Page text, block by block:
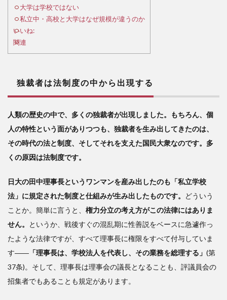
の中
から
する
2
学校
では
3
私
立
中・
と大
なぜ
規模
が違
うの
か
大学は学校ではない
私立中・高校と大学はなぜ規模が違うのか
いいね:
関連
独裁者は法制度の中から出現する
人類の歴史の中で、多くの独裁者が出現しました。もちろん、個
人の特性という面がありつつも、独裁者を生み出してきたのは、
その時代の法と制度、そしてそれを支えた国民大衆なのです。多
くの原因は法制度です。
日大の田中理事長というワンマンを産み出したのも「私立学校
法」に規定された制度と仕組みが生み出したものです。
どういう
ことか。簡単に言うと、 権力分立の考え方がこの法律にはありま
せん。
というか、戦後すぐの混乱期に性善説をベースに急遽作っ
たような法律ですが、すべて理事長に権限をすべて付与していま
す―― 「理事長は、学校法人を代表し、その業務を総理する」 (第
37条)。そして、理事長は理事会の議長となることも、評議員会の
招集者でもあることも規定があります。